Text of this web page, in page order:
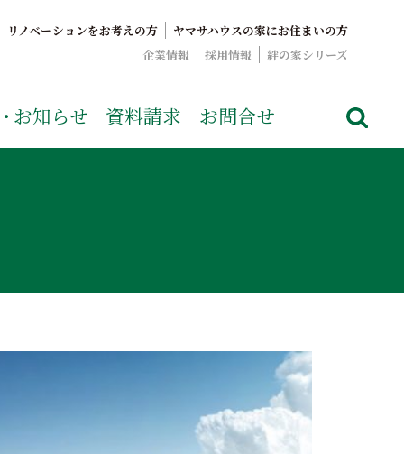
リノベーションをお考えの方
ヤマサハウスの家にお住まいの方
企業情報
採用情報 絆の家シリーズ
お知らせ 資料請求 お問合せ